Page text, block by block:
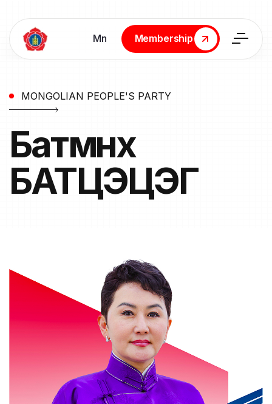
Мn
Membership
Membership
MONGOLIAN PEOPLE'S PARTY
Батмөнх
БАТЦЭЦЭГ